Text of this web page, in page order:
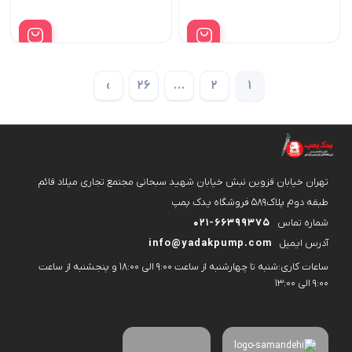
بود.
فعلی:
بود.
فعلی:
1
2
…
26
›
تهران خیابان قزوین نبش خیابان شهید سبحانی مجتمع تجاری میلاد قائم
طبقه دوم پلاک۵۸۹ فروشگاه یدک پمپ
شماره تماس
021-66399375
آدرس ایمیل
info@yadakpump.com
ساعات کاری:شنبه تا چهارشنبه از ساعت 9:00 الی 18:00 و پنجشنبه از ساعت
9:00 الی 13:00